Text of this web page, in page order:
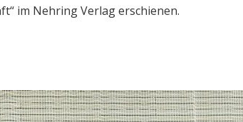
im Nehring Verlag erschienen.